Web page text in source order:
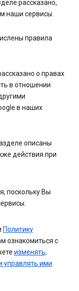
рассказано,
наши сервисы.
правила
о правах
в отношении
в наших
описаны
действия при
поскольку Вы
Политику
ознакомиться с
изменять,
управлять ими.